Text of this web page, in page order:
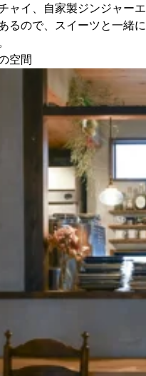
ャイ、自家製ジンジャーエ
るので、スイーツと一緒に
空間